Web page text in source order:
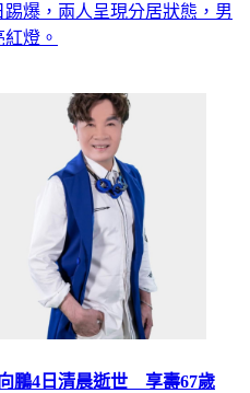
爆，兩人呈現分居狀態，男
燈。
鵬4日清晨逝世 享壽67歲